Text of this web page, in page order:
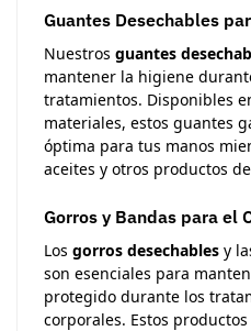
Guantes Desechables
Nuestros guantes
mantener la higiene
tratamientos. Disponibles
materiales, estos guantes
óptima para tus manos
aceites y otros productos
Gorros y Bandas para el
Los gorros desechables y
son esenciales para
protegido durante los
corporales. Estos